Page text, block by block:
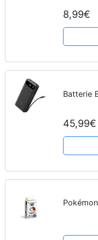
8,99€
Batterie
45,99€